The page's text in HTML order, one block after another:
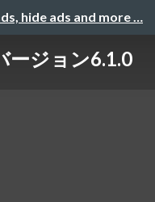
hide ads and more …
ージョン6.1.0